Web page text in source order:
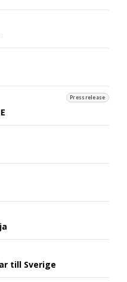
Pressrelease
till Sverige